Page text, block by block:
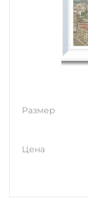
Размер
Цена